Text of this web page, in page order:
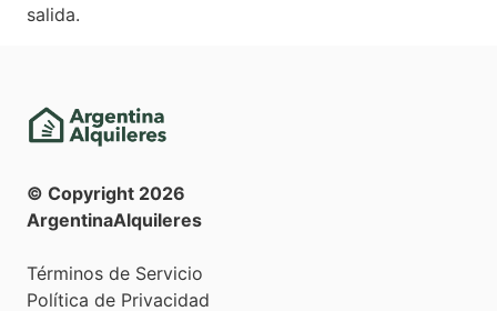
salida.
© Copyright 2026
ArgentinaAlquileres
Términos de Servicio
Política de Privacidad